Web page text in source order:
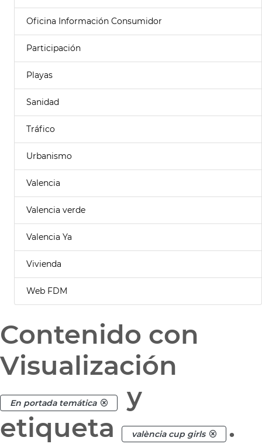
Oficina Información Consumidor
Participación
Playas
Sanidad
Tráfico
Urbanismo
Valencia
Valencia verde
Valencia Ya
Vivienda
Web FDM
Contenido con
Visualización
En portada temática
y
etiqueta
valència cup girls .